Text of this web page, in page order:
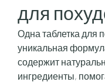
для
Одна таблетка для
уникальная
содержит
ингредиенты,